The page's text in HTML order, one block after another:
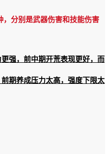
分别是武器伤害和技能伤害
强，前中期开荒表现更好，而
期养成压力太高，强度下限太